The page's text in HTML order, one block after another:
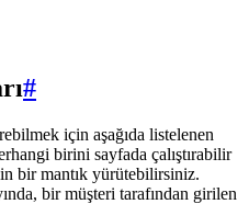
#
için aşağıda listelenen
birini sayfada çalıştırabilir
bir mantık yürütebilirsiniz.
bir müşteri tarafından girilen